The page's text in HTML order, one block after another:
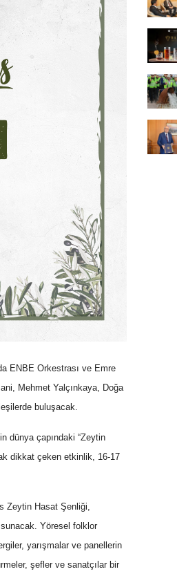
ENBE Orkestrası ve Emre
Mehmet Yalçınkaya, Doğa
buluşacak.
dünya çapındaki “Zeytin
dikkat çeken etkinlik, 16-17
Zeytin Hasat Şenliği,
Yöresel folklor
yarışmalar ve panellerin
şefler ve sanatçılar bir